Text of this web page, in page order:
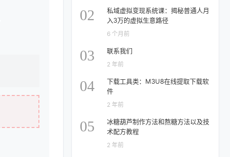
02
私域虚拟变现系统课：揭秘普通人月
入3万的虚拟生意路径
6 个月前
03 联系我们
2 年前
04
下载工具类：M3U8在线提取下载软
件
2 年前
05
冰糖葫芦制作方法和熬糖方法以及技
术配方教程
2 年前